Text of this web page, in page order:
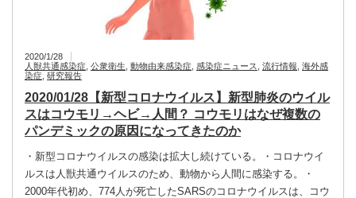
2020/1/28
人獣共通感染症 公衆衛生 動物由来感染症 感染症ニュース 流行情報 海外感
染症 研究報告
2020/01/28【新型コロナウイルス】新型肺炎のウイル
スはコウモリ→ヘビ→人間？ コウモリはなぜ複数の
パンデミックの原因になってきたのか
・新型コロナウイルスの感染は拡大し続けている。・コロナウイ
ルスは人獣共通ウイルスのため、動物から人間に感染する。・
2000年代初め、774人が死亡したSARSのコロナウイルスは、コウ